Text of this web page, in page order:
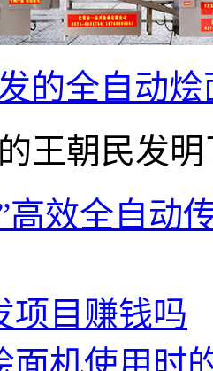
的全自动
王朝民发明
高效全自动
项目赚钱吗